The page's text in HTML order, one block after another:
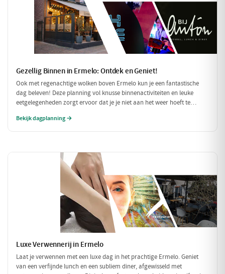
Gezellig Binnen in Ermelo: Ontdek en Geniet!
Ook met regenachtige wolken boven Ermelo kun je een fantastische
dag beleven! Deze planning vol knusse binnenactiviteiten en leuke
eetgelegenheden zorgt ervoor dat je je niet aan het weer hoeft te
binnen.
Bekijk dagplanning →
Luxe Verwennerij in Ermelo
Laat je verwennen met een luxe dag in het prachtige Ermelo. Geniet
van een verfijnde lunch en een subliem diner, afgewisseld met